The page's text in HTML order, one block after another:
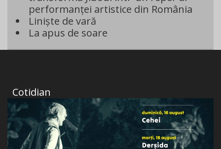
performanței artistice din România
Liniște de vară
La apus de soare
Cotidian